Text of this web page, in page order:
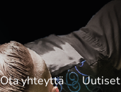
Ota yhteyttä Uutiset